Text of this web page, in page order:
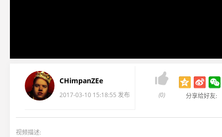
CHimpanZEe
2017-03-10 15:18:55 发布

(0) 分享给好友:
视频描述: